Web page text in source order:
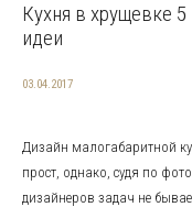
Кухня в хрущевке
идеи
03.04.2017
Дизайн малогабаритной
прост, однако, судя по
дизайнеров задач не